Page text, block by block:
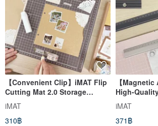
【Convenient Clip】iMAT Flip
Cutting Mat 2.0 Storage
Edition | Folding | Craft Card
Making
iMAT
310฿
【
High-
Magnetic
Cutting Aid
iMAT
371฿